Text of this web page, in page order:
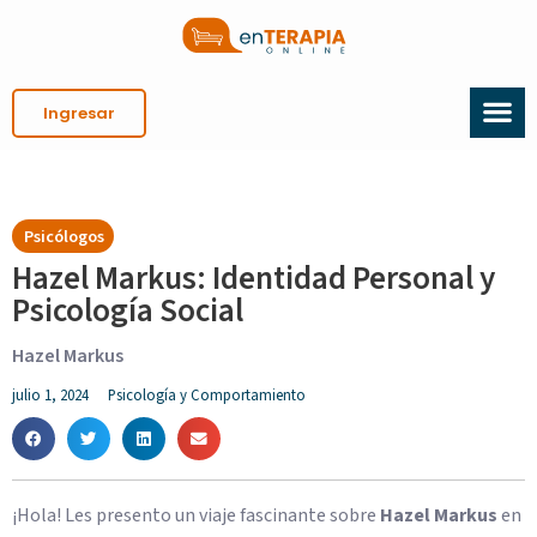
Ingresar
Psicólogos
Hazel Markus: Identidad Personal y
Psicología Social
Hazel Markus
julio 1, 2024 Psicología y Comportamiento
¡Hola! Les presento un viaje fascinante sobre Hazel Markusen